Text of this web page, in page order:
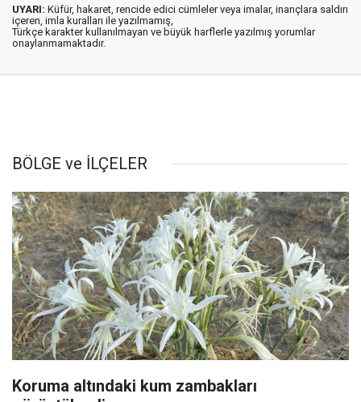
UYARI: Küfür, hakaret, rencide edici cümleler veya imalar, inançlara saldırı
içeren, imla kuralları ile yazılmamış,
Türkçe karakter kullanılmayan ve büyük harflerle yazılmış yorumlar
onaylanmamaktadır.
BÖLGE ve İLÇELER
Koruma altındaki kum zambakları